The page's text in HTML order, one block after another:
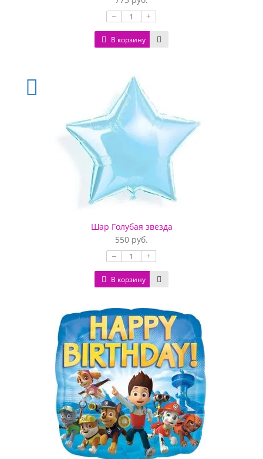
– +
В корзину
Шар Голубая звезда
550 руб.
– +
В корзину